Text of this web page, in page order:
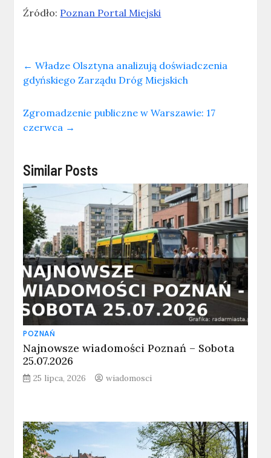
Źródło: Poznan Portal Miejski
← Władze Olsztyna analizują doświadczenia
gdyńskiego Zarządu Dróg Miejskich
Zgromadzenie publiczne w Warszawie: 17
czerwca →
Similar Posts
POZNAŃ
Najnowsze wiadomości Poznań – Sobota
25.07.2026
25 lipca, 2026 wiadomosci